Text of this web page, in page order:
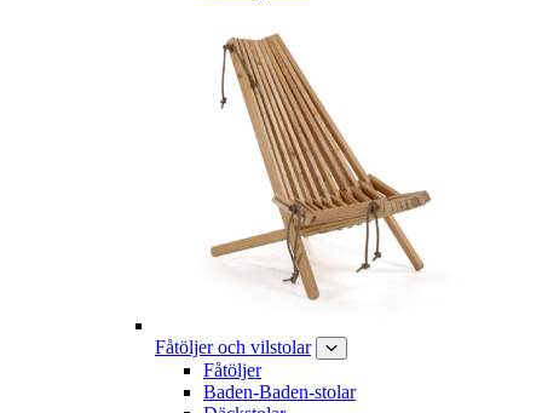
Fåtöljer och vilstolar
Fåtöljer
Baden-Baden-stolar